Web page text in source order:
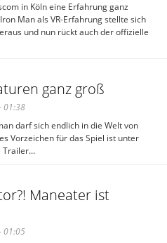
in Köln eine Erfahrung ganz
Man als VR-Erfahrung stellte sich
und nun rückt auch der offizielle
ganz groß
01:38
darf sich endlich in die Welt von
Vorzeichen für das Spiel ist unter
Trailer...
Maneater ist
01:05